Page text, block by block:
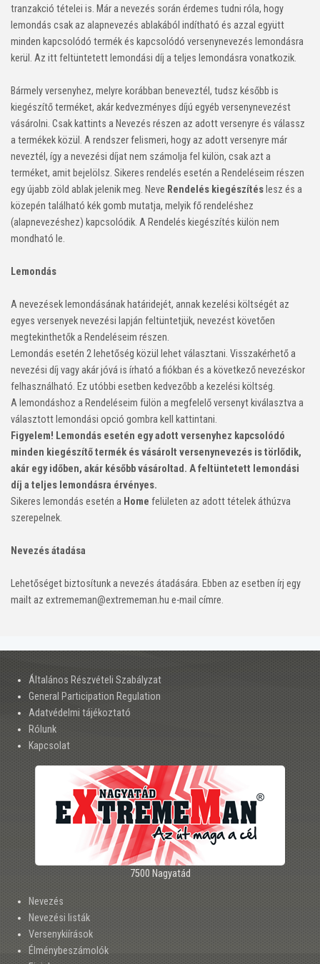
tranzakció tételei is. Már a nevezés során érdemes tudni róla, hogy
lemondás csak az alapnevezés ablakából indítható és azzal együtt
minden kapcsolódó termék és kapcsolódó versenynevezés lemondásra
kerül. Az itt feltüntetett lemondási díj a teljes lemondásra vonatkozik.
Bármely versenyhez, melyre korábban beneveztél, tudsz később is
kiegészítő terméket, akár kedvezményes díjú egyéb versenynevezést
vásárolni. Csak kattints a Nevezés részen az adott versenyre és válassz
a termékek közül. A rendszer felismeri, hogy az adott versenyre már
neveztél, így a nevezési díjat nem számolja fel külön, csak azt a
terméket, amit bejelölsz. Sikeres rendelés esetén a Rendeléseim részen
egy újabb zöld ablak jelenik meg. Neve Rendelés kiegészítés lesz és a
közepén található kék gomb mutatja, melyik fő rendeléshez
(alapnevezéshez) kapcsolódik. A Rendelés kiegészítés külön nem
mondható le.
Lemondás
A nevezések lemondásának határidejét, annak kezelési költségét az
egyes versenyek nevezési lapján feltüntetjük, nevezést követően
megtekinthetők a Rendeléseim részen.
Lemondás esetén 2 lehetőség közül lehet választani. Visszakérhető a
nevezési díj vagy akár jóvá is írható a fiókban és a következő nevezéskor
felhasználható. Ez utóbbi esetben kedvezőbb a kezelési költség.
A lemondáshoz a Rendeléseim fülön a megfelelő versenyt kiválasztva a
választott lemondási opció gombra kell kattintani.
Figyelem! Lemondás esetén egy adott versenyhez kapcsolódó
minden kiegészítő termék és vásárolt versenynevezés is törlődik,
akár egy időben, akár később vásároltad. A feltüntetett lemondási
díj a teljes lemondásra érvényes.
Sikeres lemondás esetén a Home felületen az adott tételek áthúzva
szerepelnek.
Nevezés átadása
Lehetőséget biztosítunk a nevezés átadására. Ebben az esetben írj egy
mailt az extrememan@extrememan.hu e-mail címre.
Általános Részvételi Szabályzat
General Participation Regulation
Adatvédelmi tájékoztató
Rólunk
Kapcsolat
7500 Nagyatád
Nevezés
Nevezési listák
Versenykiírások
Élménybeszámolók